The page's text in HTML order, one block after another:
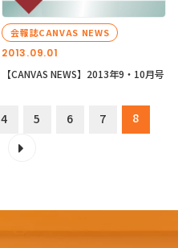
2013.09.01
会報誌CANVAS NEWS
【CANVAS NEWS】2013年9・10月号
4 5 6 7
8